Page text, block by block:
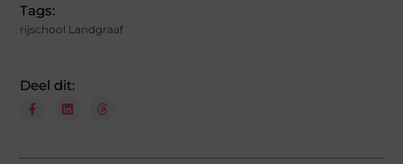
Tags:
rijschool Landgraaf
Deel dit: